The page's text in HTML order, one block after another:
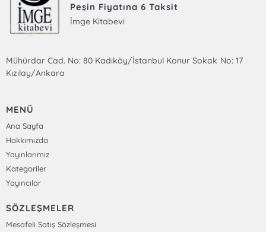
Peşin Fiyatına 6 Taksit
İmge Kitabevi
Mühürdar Cad. No: 80 Kadıköy/İstanbul Konur Sokak No: 17
Kızılay/Ankara
MENÜ
Ana Sayfa
Hakkımızda
Yayınlarımız
Kategoriler
Yayıncılar
SÖZLEŞMELER
Mesafeli Satış Sözleşmesi